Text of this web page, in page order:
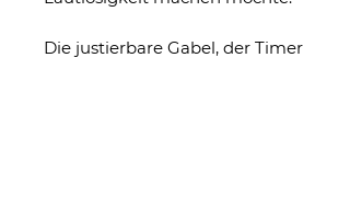
Die justierbare Gabel, der Timer